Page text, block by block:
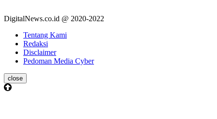
DigitalNews.co.id @ 2020-2022
Tentang Kami
Redaksi
Disclaimer
Pedoman Media Cyber
close